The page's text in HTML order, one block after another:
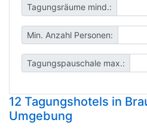
Tagungsräume mind.:
Min. Anzahl Personen:
Tagungspauschale max.:
12 Tagungshotels in
Umgebung